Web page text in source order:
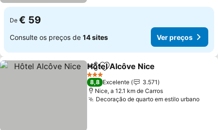
De € 59
Consulte os preços de 14 sites Ver preços
PartilharAdicionar aos favoritos
Hôtel Alcôve Nice
3 Estrelas
8,8 Excelente
3.571
Nice, a 12.1 km de Carros
Decoração de quarto em estilo urbanoVer